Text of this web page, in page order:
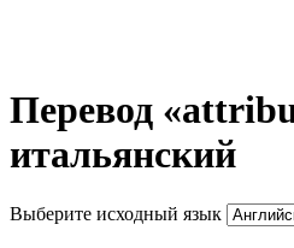
Перевод
итальянский
Выберите исходный язык